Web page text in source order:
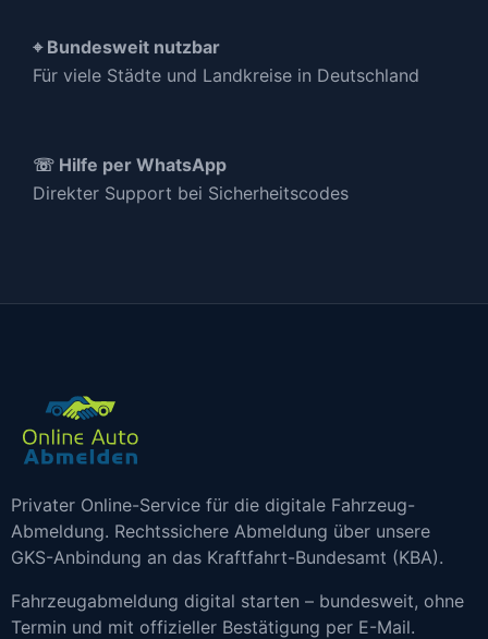
⌖ Bundesweit nutzbar
Für viele Städte und Landkreise in Deutschland
☏ Hilfe per WhatsApp
Direkter Support bei Sicherheitscodes
Privater Online-Service für die digitale Fahrzeug-
Abmeldung. Rechtssichere Abmeldung über unsere
GKS-Anbindung an das Kraftfahrt-Bundesamt (KBA).
Fahrzeugabmeldung digital starten – bundesweit, ohne
Termin und mit offizieller Bestätigung per E-Mail.